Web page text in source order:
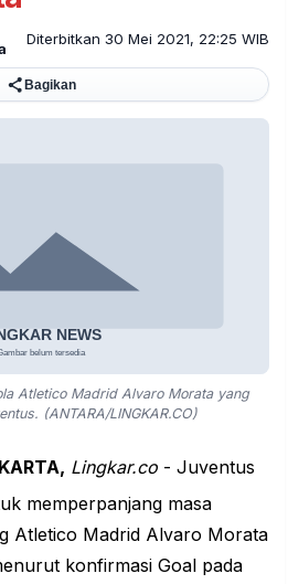
Diterbitkan 30 Mei 2021, 22:25 WIB
Bagikan
Atletico Madrid Alvaro Morata yang
(ANTARA/LINGKAR.CO)
Lingkar.co- Juventus
memperpanjang masa
Atletico Madrid Alvaro Morata
konfirmasi Goal pada